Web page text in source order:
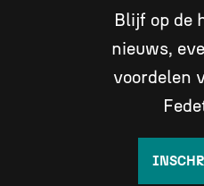
Blijf op de
nieuws,
voordelen